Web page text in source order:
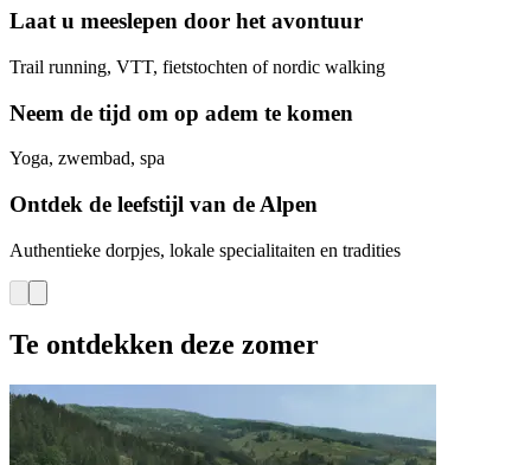
Laat u meeslepen door het avontuur
Trail running, VTT, fietstochten of nordic walking
Neem de tijd om op adem te komen
Yoga, zwembad, spa
Ontdek de leefstijl van de Alpen
Authentieke dorpjes, lokale specialitaiten en tradities
Te ontdekken deze zomer